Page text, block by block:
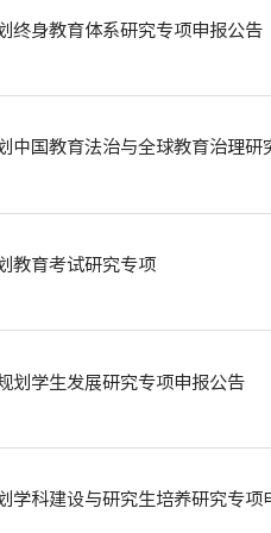
终身教育体系研究专项申报公告
中国教育法治与全球教育治理研
教育考试研究专项
划学生发展研究专项申报公告
学科建设与研究生培养研究专项